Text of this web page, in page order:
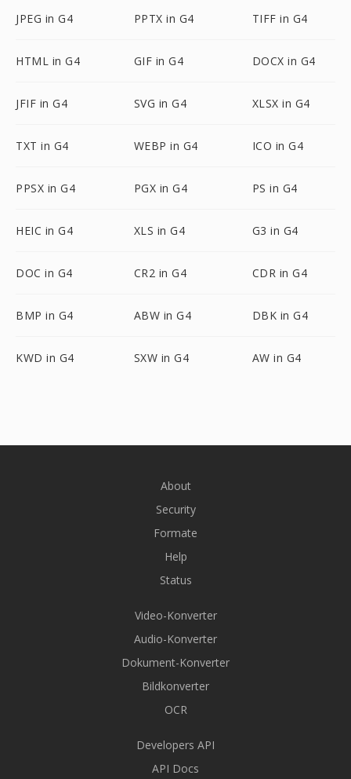
JPEG in G4 PPTX in G4 TIFF in G4
HTML in G4 GIF in G4 DOCX in G4
JFIF in G4 SVG in G4 XLSX in G4
TXT in G4 WEBP in G4 ICO in G4
PPSX in G4 PGX in G4 PS in G4
HEIC in G4 XLS in G4 G3 in G4
DOC in G4 CR2 in G4 CDR in G4
BMP in G4 ABW in G4 DBK in G4
KWD in G4 SXW in G4 AW in G4
About
Security
Formate
Help
Status
Video-Konverter
Audio-Konverter
Dokument-Konverter
Bildkonverter
OCR
Developers API
API Docs